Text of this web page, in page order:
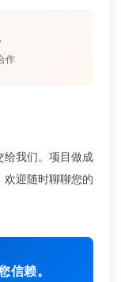
作
给我们。项目做成
迎随时聊聊您的
信赖。